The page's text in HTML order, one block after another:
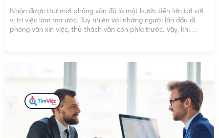
Nhận được thư mời phỏng vấn đã là một bước tiến lớn tới với
vị trí việc làm mơ ước. Tuy nhiên với những người lần đầu đi
phỏng vấn xin việc, thử thách vẫn còn phía trước. Vậy, khi